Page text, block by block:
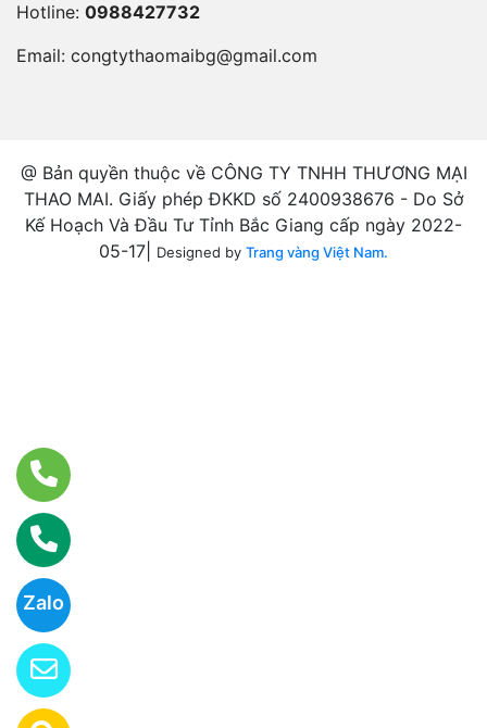
Zalo
Hotline: 0988427732
Email: congtythaomaibg@gmail.com
@ Bản quyền thuộc về CÔNG TY TNHH THƯƠNG MẠI
THAO MAI. Giấy phép ĐKKD số 2400938676 - Do Sở
Kế Hoạch Và Đầu Tư Tỉnh Bắc Giang cấp ngày 2022-
05-17|
Designed by Trang vàng Việt Nam.